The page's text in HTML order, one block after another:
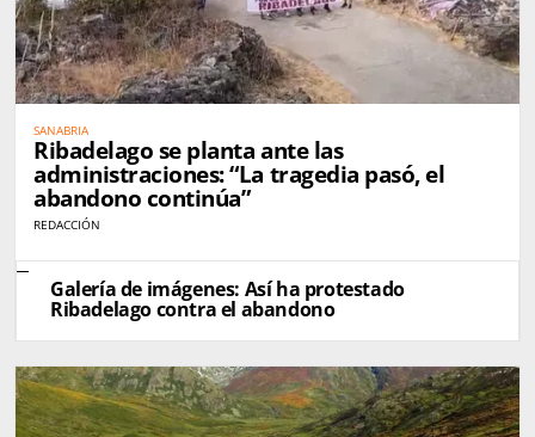
SANABRIA
Ribadelago se planta ante las
administraciones: “La tragedia pasó, el
abandono continúa”
REDACCIÓN
Galería de imágenes: Así ha protestado
Ribadelago contra el abandono